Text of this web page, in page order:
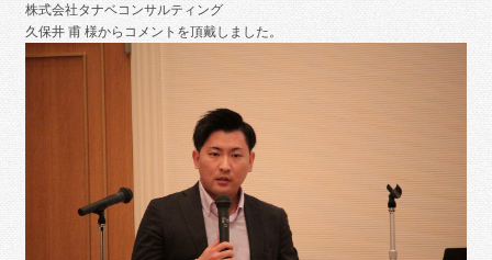
株式会社タナベコンサルティング
久保井 甫 様からコメントを頂戴しました。